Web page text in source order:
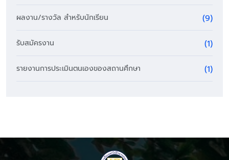
ผลงาน/รางวัล สำหรับนักเรียน (9)
รับสมัครงาน (1)
รายงานการประเมินตนเองของสถานศึกษา (1)